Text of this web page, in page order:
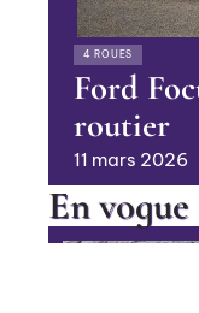
4 ROUES
Ford
routier
11 mars 2026
En vogue